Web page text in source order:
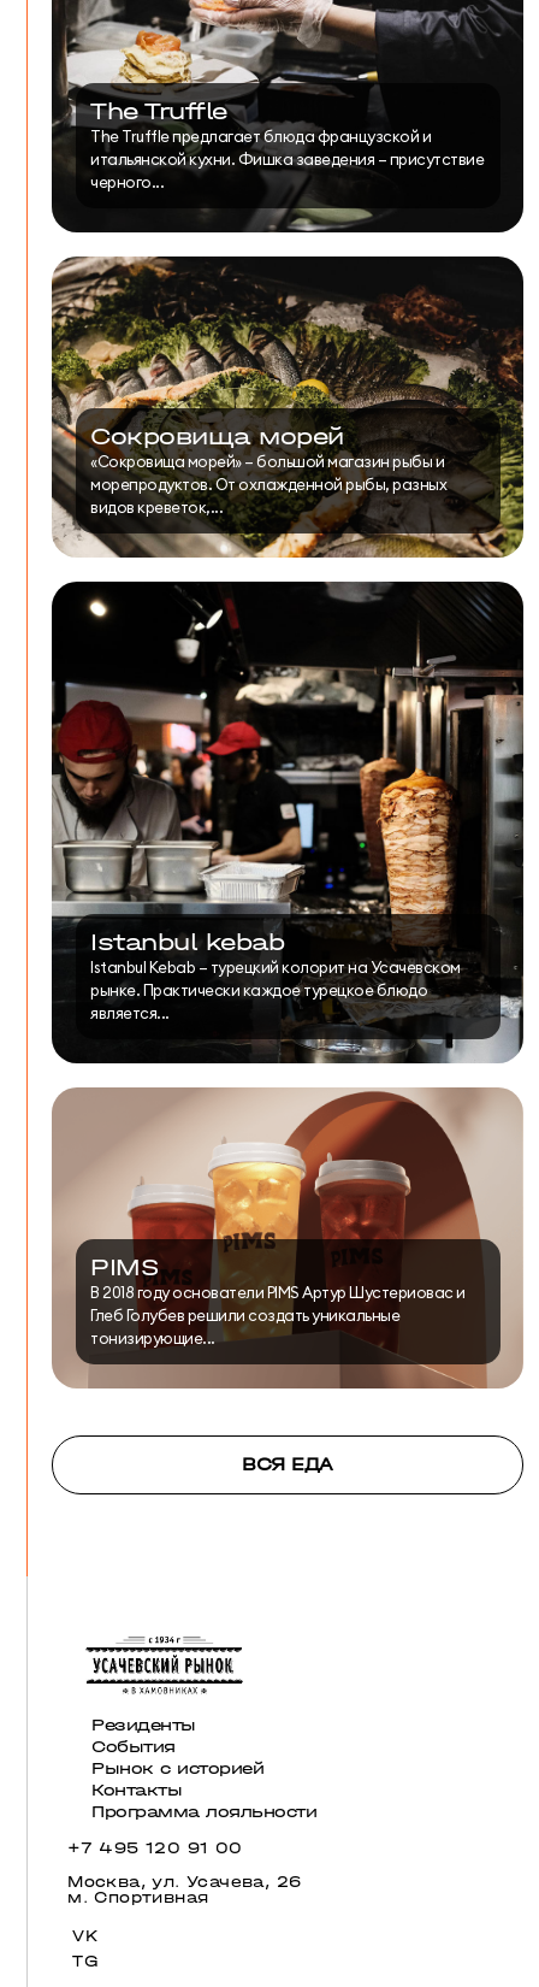
The Truffle
The Truffle предлагает блюда французской и
итальянской кухни. Фишка заведения – присутствие
черного...
Сокровища морей
«Сокровища морей» – большой магазин рыбы и
морепродуктов. От охлажденной рыбы, разных
видов креветок,...
Istanbul kebab
Istanbul Kebab – турецкий колорит на Усачевском
рынке. Практически каждое турецкое блюдо
является...
PIMS
В 2018 году основатели PIMS Артур Шустериовас и
Глеб Голубев решили создать уникальные
тонизирующие...
ВСЯ ЕДА
Резиденты
События
Рынок с историей
Контакты
Программа лояльности
+7 495 120 91 00
Москва, ул. Усачева, 26
м. Спортивная
VK
TG